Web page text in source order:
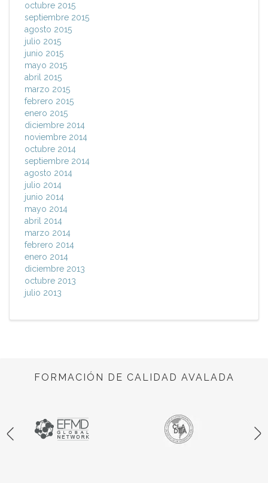
octubre 2015
septiembre 2015
agosto 2015
julio 2015
junio 2015
mayo 2015
abril 2015
marzo 2015
febrero 2015
enero 2015
diciembre 2014
noviembre 2014
octubre 2014
septiembre 2014
agosto 2014
julio 2014
junio 2014
mayo 2014
abril 2014
marzo 2014
febrero 2014
enero 2014
diciembre 2013
octubre 2013
julio 2013
FORMACIÓN DE CALIDAD AVALADA